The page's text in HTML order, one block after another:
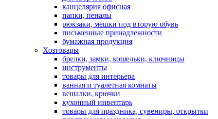
канцелярия офисная
папки, пеналы
рюкзаки, мешки под вторую обувь
письменные принадлежности
бумажная продукция
Хозтовары
брелки, замки, кошельки, ключницы
инструменты
товары для интерьера
ванная и туалетная комнаты
вешалки, крючки
кухонный инвентарь
товары для праздника, сувениры, открытки